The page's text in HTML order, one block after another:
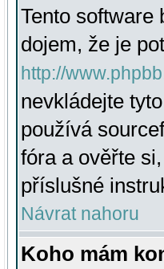
Tento software
dojem, že je
http://
nevkládejte
používá
fóra a ověřte
příslušné
Návrat nahoru
Koho mám